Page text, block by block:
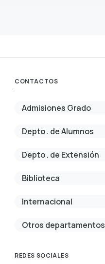
CONTACTOS
Admisiones Grado
Depto . de Alumnos
Depto . de Extensión
Biblioteca
Internacional
Otros departamentos
REDES SOCIALES